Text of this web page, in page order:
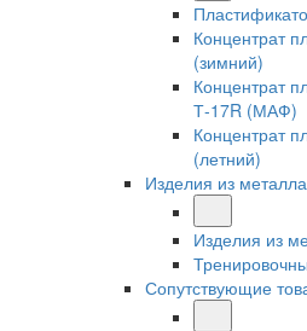
Концентрат
(зимний)
Концентрат
Т-17R (МАФ)
Концентрат
(летний)
Изделия из металла
Изделия из
Сопутствующие